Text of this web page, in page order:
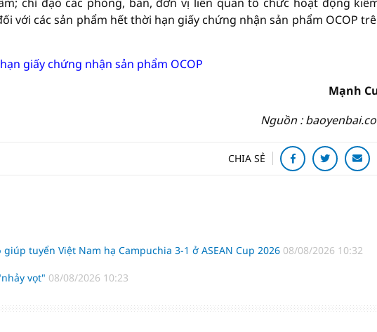
với các sản phẩm hết thời hạn giấy chứng nhận sản phẩm OCOP
giấy chứng nhận sản phẩm OCOP
Mạnh
Nguồn :
CHIA SẺ
tuyển Việt Nam hạ Campuchia 3-1 ở ASEAN Cup 2026 08/08/2026 10:32
vọt" 08/08/2026 10:23